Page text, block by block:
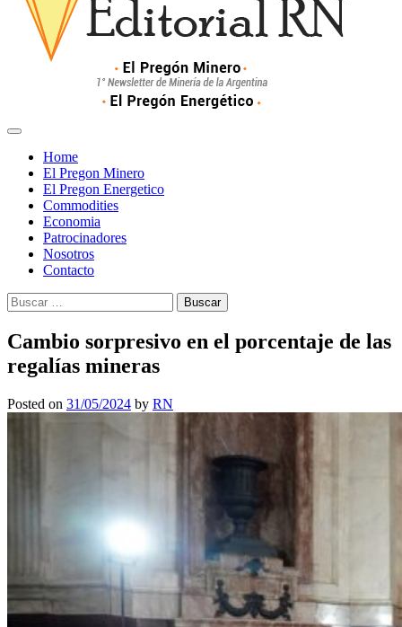
Home
El Pregon Minero
El Pregon Energetico
Commodities
Economia
Patrocinadores
Nosotros
Contacto
Buscar:
Cambio sorpresivo en el porcentaje de las
regalías mineras
Posted on 31/05/2024 by RN